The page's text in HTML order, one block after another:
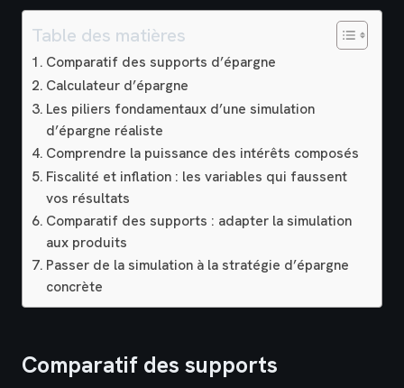
Table des matières
Comparatif des supports d’épargne
Calculateur d’épargne
Les piliers fondamentaux d’une simulation
d’épargne réaliste
Comprendre la puissance des intérêts composés
Fiscalité et inflation : les variables qui faussent
vos résultats
Comparatif des supports : adapter la simulation
aux produits
Passer de la simulation à la stratégie d’épargne
concrète
Comparatif des supports